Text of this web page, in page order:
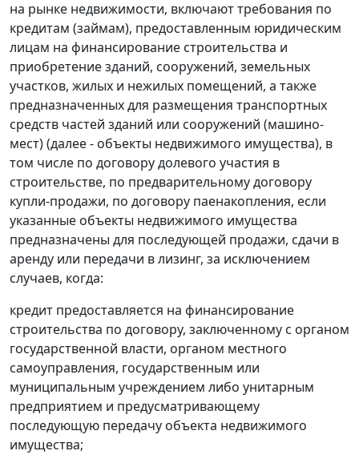
на рынке недвижимости, включают требования по
кредитам (займам), предоставленным юридическим
лицам на финансирование строительства и
приобретение зданий, сооружений, земельных
участков, жилых и нежилых помещений, а также
предназначенных для размещения транспортных
средств частей зданий или сооружений (машино-
мест) (далее - объекты недвижимого имущества), в
том числе по договору долевого участия в
строительстве, по предварительному договору
купли-продажи, по договору паенакопления, если
указанные объекты недвижимого имущества
предназначены для последующей продажи, сдачи в
аренду или передачи в лизинг, за исключением
случаев, когда:
кредит предоставляется на финансирование
строительства по договору, заключенному с органом
государственной власти, органом местного
самоуправления, государственным или
муниципальным учреждением либо унитарным
предприятием и предусматривающему
последующую передачу объекта недвижимого
имущества;